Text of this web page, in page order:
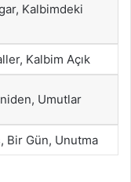
Kalbimdeki
Kalbim Açık
Umutlar
Bir Gün, Unutma